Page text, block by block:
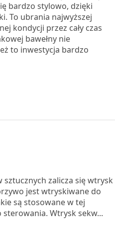
bardzo stylowo, dzięki
To ubrania najwyższej
kondycji przez cały czas
bawełny nie
to inwestycja bardzo
zalicza się wtrysk
jest wtryskiwane do
są stosowane w tej
Wtrysk sekw...